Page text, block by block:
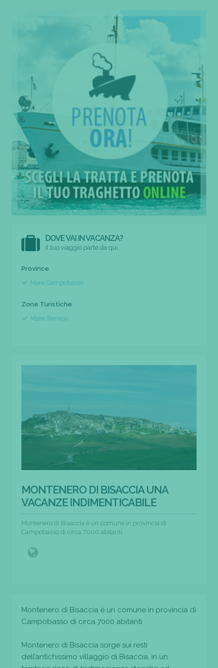
DOVE VAI IN VACANZA?
il tuo viaggio parte da qui
Province
Mare Campobasso
Zone Turistiche
Mare Termoli
MONTENERO DI BISACCIA UNA
VACANZE INDIMENTICABILE
Montenero di Bisaccia è un comune in provincia di
Campobasso di circa 7000 abitanti.
Montenero di Bisaccia è un comune in provincia di
Campobasso di circa 7000 abitanti.
Montenero di Bisaccia sorge sui resti
dell’antichissimo villaggio di Bisaccia, in un